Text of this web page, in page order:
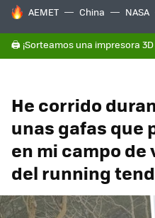
HOY SE HABLA DE
AEMET China NASA
🖨️ ¡Sorteamos una impresora
He corrido
unas gafas que
en mi campo
del running